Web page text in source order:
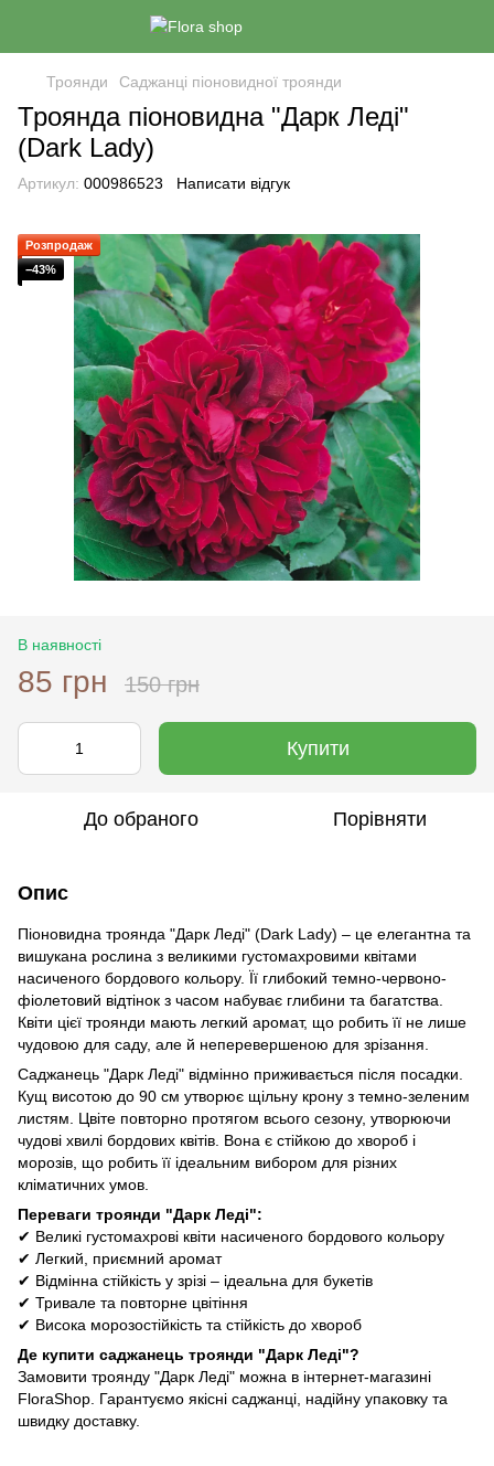
Троянди Саджанці піоновидної троянди
Троянда піоновидна "Дарк Леді"
(Dark Lady)
Артикул: 000986523 Написати відгук
Розпродаж
−43%
В наявності
85 грн 150 грн
Купити
До обраного Порівняти
Опис
Піоновидна троянда "Дарк Леді" (Dark Lady) – це елегантна та
вишукана рослина з великими густомахровими квітами
насиченого бордового кольору. Її глибокий темно-червоно-
фіолетовий відтінок з часом набуває глибини та багатства.
Квіти цієї троянди мають легкий аромат, що робить її не лише
чудовою для саду, але й неперевершеною для зрізання.
Саджанець "Дарк Леді" відмінно приживається після посадки.
Кущ висотою до 90 см утворює щільну крону з темно-зеленим
листям. Цвіте повторно протягом всього сезону, утворюючи
чудові хвилі бордових квітів. Вона є стійкою до хвороб і
морозів, що робить її ідеальним вибором для різних
кліматичних умов.
Переваги троянди "Дарк Леді":
✔ Великі густомахрові квіти насиченого бордового кольору
✔ Легкий, приємний аромат
✔ Відмінна стійкість у зрізі – ідеальна для букетів
✔ Тривале та повторне цвітіння
✔ Висока морозостійкість та стійкість до хвороб
Де купити саджанець троянди "Дарк Леді"?
Замовити троянду "Дарк Леді" можна в інтернет-магазині
FloraShop. Гарантуємо якісні саджанці, надійну упаковку та
швидку доставку.